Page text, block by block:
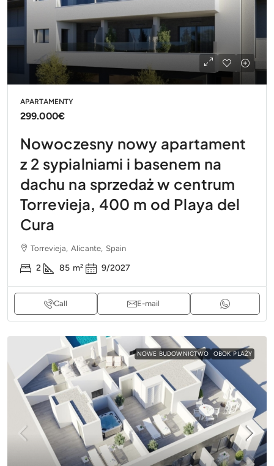
APARTAMENTY
299.000€
Nowoczesny nowy apartament
z 2 sypialniami i basenem na
dachu na sprzedaż w centrum
Torrevieja, 400 m od Playa del
Cura
Torrevieja, Alicante, Spain
2 85 m² 9/2027
Call E-mail
NOWE BUDOWNICTWO OBOK PLAŻY